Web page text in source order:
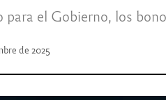
el Gobierno, los
de 2025